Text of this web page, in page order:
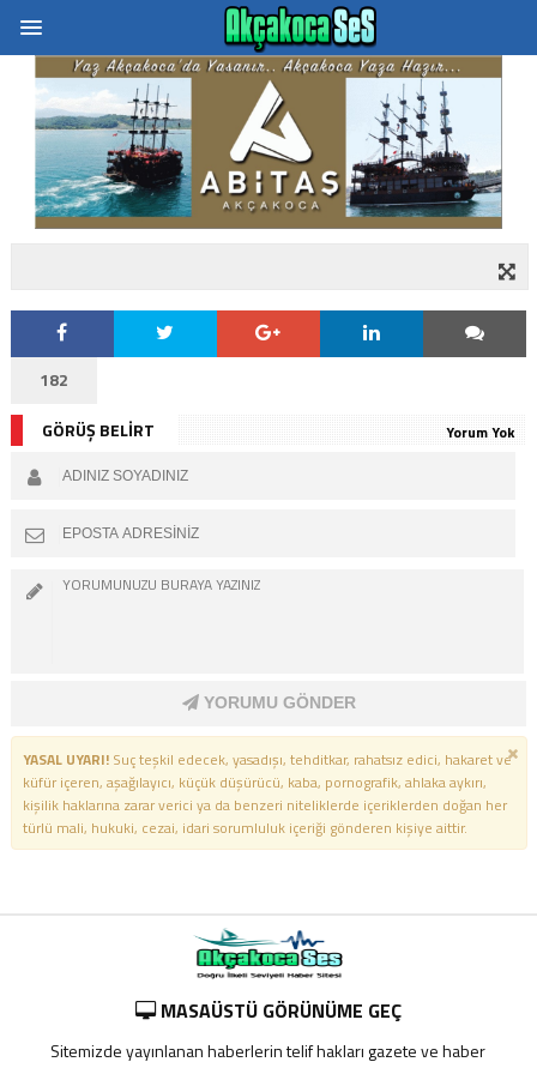
182
GÖRÜŞ BELİRT
Yorum Yok
YORUMU GÖNDER
YASAL UYARI!Suç teşkil edecek, yasadışı, tehditkar, rahatsız edici, hakaret ve
küfür içeren, aşağılayıcı, küçük düşürücü, kaba, pornografik, ahlaka aykırı,
kişilik haklarına zarar verici ya da benzeri niteliklerde içeriklerden doğan her
türlü mali, hukuki, cezai, idari sorumluluk içeriği gönderen kişiye aittir.
MASAÜSTÜ GÖRÜNÜME GEÇ
Sitemizde yayınlanan haberlerin telif hakları gazete ve haber